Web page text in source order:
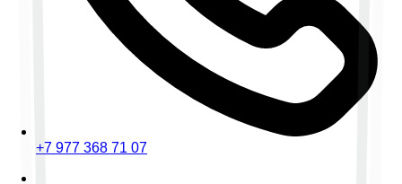
+7 977 368 71 07